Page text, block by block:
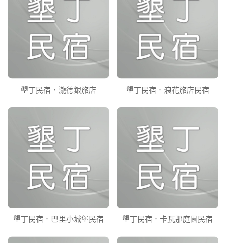
墾丁民宿．瀧德銀旅店 墾丁民宿．浪花旅店民宿
墾丁民宿．巴里小城堡民宿 墾丁民宿．卡瓦那庭園民宿